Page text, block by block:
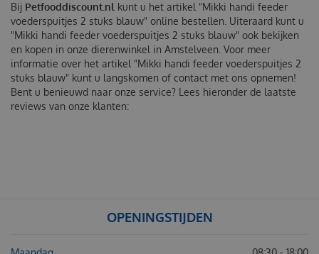
Bij Petfooddiscount.nl kunt u het artikel "Mikki handi feeder
voederspuitjes 2 stuks blauw" online bestellen. Uiteraard kunt u
"Mikki handi feeder voederspuitjes 2 stuks blauw" ook bekijken
en kopen in onze dierenwinkel in Amstelveen. Voor meer
informatie over het artikel "Mikki handi feeder voederspuitjes 2
stuks blauw" kunt u langskomen of contact met ons opnemen!
Bent u benieuwd naar onze service? Lees hieronder de laatste
reviews van onze klanten:
OPENINGSTIJDEN